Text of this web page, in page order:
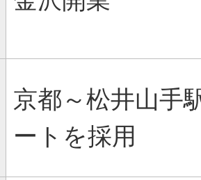
京都～松井山手
ートを採用